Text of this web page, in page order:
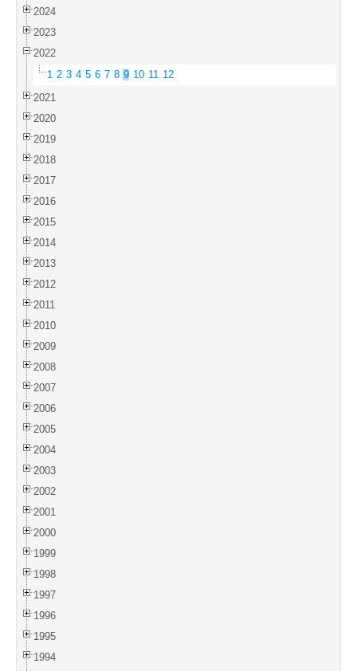
2024
2023
2022
1 2 3 4 5 6 7 8 9 10 11 12
2021
2020
2019
2018
2017
2016
2015
2014
2013
2012
2011
2010
2009
2008
2007
2006
2005
2004
2003
2002
2001
2000
1999
1998
1997
1996
1995
1994